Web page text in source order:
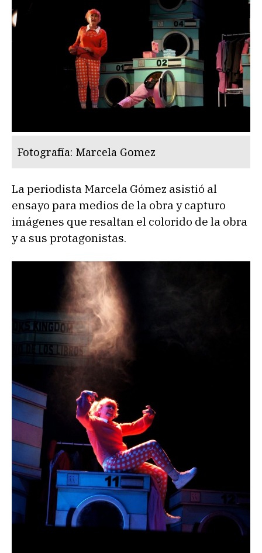
Fotografía: Marcela Gomez
La periodista Marcela Gómez asistió al
ensayo para medios de la obra y capturo
imágenes que resaltan el colorido de la obra
y a sus protagonistas.